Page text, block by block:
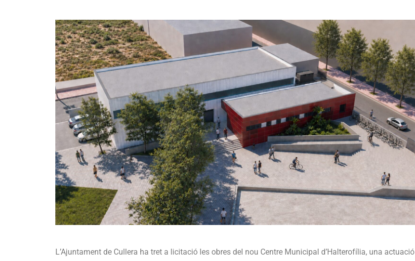
L’Ajuntament de Cullera ha tret a licitació les obres del nou Centre Municipal d’Halterofília, una actuació